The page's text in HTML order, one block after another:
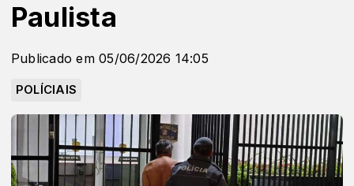
Paulista
Publicado em 05/06/2026 14:05
POLÍCIAIS